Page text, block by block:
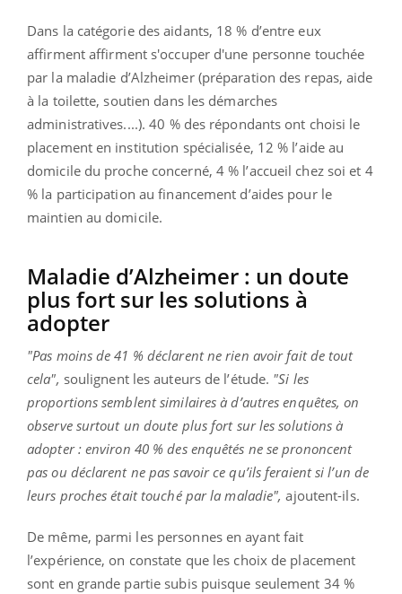
Dans la catégorie des aidants, 18 % d’entre eux
affirment affirment s'occuper d'une personne touchée
par la maladie d’Alzheimer (préparation des repas, aide
à la toilette, soutien dans les démarches
administratives....). 40 % des répondants ont choisi le
placement en institution spécialisée, 12 % l’aide au
domicile du proche concerné, 4 % l’accueil chez soi et 4
% la participation au financement d’aides pour le
maintien au domicile.
Maladie d’Alzheimer : un doute
plus fort sur les solutions à
adopter
"Pas moins de 41 % déclarent ne rien avoir fait de tout
cela", soulignent les auteurs de l’étude. "Si les
proportions semblent similaires à d’autres enquêtes, on
observe surtout un doute plus fort sur les solutions à
adopter : environ 40 % des enquêtés ne se prononcent
pas ou déclarent ne pas savoir ce qu’ils feraient si l’un de
leurs proches était touché par la maladie", ajoutent-ils.
De même, parmi les personnes en ayant fait
l’expérience, on constate que les choix de placement
sont en grande partie subis puisque seulement 34 %